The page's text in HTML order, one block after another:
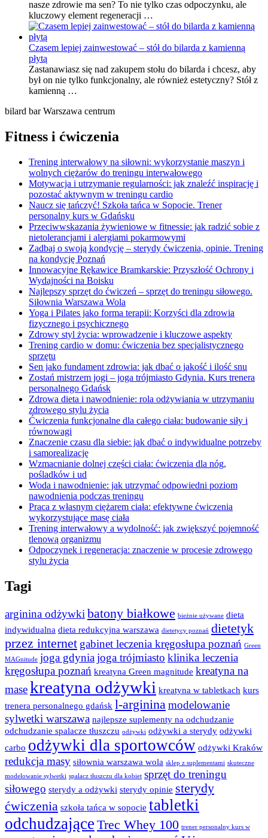
nasze zdrowie ma sen? To nie tylko czas odpoczynku, ale
kluczowy element regeneracji …
Czasem lepiej zainwestować – stół do bilarda z kamienną
płytą
Zastanawiasz się nad zakupem stołu do bilarda i chcesz, aby
był on nie tylko funkcjonalny, ale również estetyczny? Stół z
kamienną …
bilard bar Warszawa centrum
Fitness i ćwiczenia
Trening interwałowy na siłowni: wykorzystanie maszyn i
wolnych ciężarów do treningu interwałowego
Motywacja i utrzymanie regularności: jak znaleźć inspirację i
pozostać aktywnym w treningu cardio
Naucz się tańczyć! Szkoła tańca w Sopocie. Trener
personalny kurs w Gdańsku
Przeciwwskazania żywieniowe w fitnessie: jak radzić sobie z
nietolerancjami i alergiami pokarmowymi
Zadbaj o swoją kondycję – sterydy ćwiczenia, opinie. Trening
na kondycję Poznań
Innowacyjne Rękawice Bramkarskie: Przyszłość Ochrony i
Wydajności na Boisku
Najlepszy sprzęt do ćwiczeń – sprzęt do treningu siłowego.
Siłownia Warszawa Wola
Yoga i Pilates jako forma terapii: Korzyści dla zdrowia
fizycznego i psychicznego
Zdrowy styl życia: wprowadzenie i kluczowe aspekty
Trening cardio w domu: ćwiczenia bez specjalistycznego
sprzętu
Sen jako fundament zdrowia: jak dbać o jakość i ilość snu
Zostań mistrzem jogi – joga trójmiasto Gdynia. Kurs trenera
personalnego Gdańsk
Zdrowa dieta i nawodnienie: rola odżywiania w utrzymaniu
zdrowego stylu życia
Ćwiczenia funkcjonalne dla całego ciała: budowanie siły i
równowagi
Znaczenie czasu dla siebie: jak dbać o indywidualne potrzeby
i samorealizację
Wzmacnianie dolnej części ciała: ćwiczenia dla nóg,
pośladków i ud
Woda i nawodnienie: jak utrzymać odpowiedni poziom
nawodnienia podczas treningu
Praca z własnym ciężarem ciała: efektywne ćwiczenia
wykorzystujące masę ciała
Trening interwałowy a wydolność: jak zwiększyć pojemność
tlenową organizmu
Odpoczynek i regeneracja: znaczenie w procesie zdrowego
stylu życia
Tagi
arginina odżywki batony białkowe bieżnie używane dieta
indywidualna dieta redukcyjna warszawa dietetycy poznań dietetyk
przez internet gabinet leczenia kręgosłupa poznań Green
MAGnitude joga gdyniajoga trójmiasto klinika leczenia
kręgosłupa poznań kreatyna Green magnitude kreatyna na
masekreatyna odżywki kreatyna w tabletkach kurs
trenera personalnego gdańsk l-argininamodelowanie
sylwetki warszawa najlepsze suplementy na odchudzanie
odchudzanie spalacze tłuszczu odżywki odżywki a sterydy odżywki
carbo odżywki dla sportowców odżywki Kraków
redukcja masy siłownia warszawa wola sklep z suplementami skuteczne
modelowanie sylwetki spalacz tłuszczu dla kobiet sprzęt do treningu
siłowego sterydy a odżywki sterydy opinie sterydy
ćwiczenia szkoła tańca w sopocie tabletki
odchudzające Trec Whey 100 trener personalny kurs w